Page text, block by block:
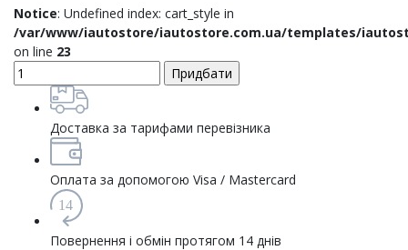
Notice: Undefined index: cart_style in
/var/www/iautostore/iautostore.com.ua/templates/
on line 23
Доставка за тарифами перевізника
Оплата за допомогою Visa / Mastercard
14
Повернення і обмін протягом 14 днів